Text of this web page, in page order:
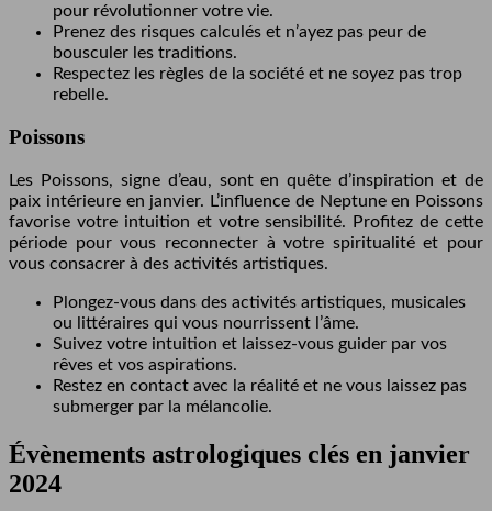
pour révolutionner votre vie.
Prenez des risques calculés et n’ayez pas peur de
bousculer les traditions.
Respectez les règles de la société et ne soyez pas trop
rebelle.
Poissons
Les Poissons, signe d’eau, sont en quête d’inspiration et de
paix intérieure en janvier. L’influence de Neptune en Poissons
favorise votre intuition et votre sensibilité. Profitez de cette
période pour vous reconnecter à votre spiritualité et pour
vous consacrer à des activités artistiques.
Plongez-vous dans des activités artistiques, musicales
ou littéraires qui vous nourrissent l’âme.
Suivez votre intuition et laissez-vous guider par vos
rêves et vos aspirations.
Restez en contact avec la réalité et ne vous laissez pas
submerger par la mélancolie.
Évènements astrologiques clés en janvier
2024